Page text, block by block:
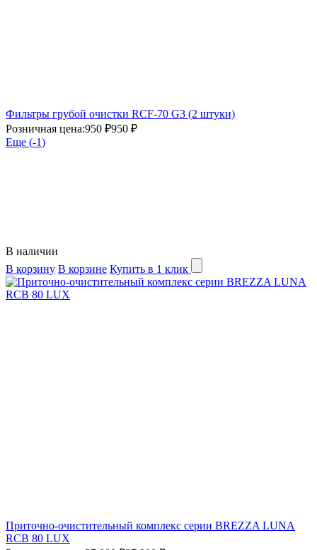
Фильтры грубой очистки RCF-70 G3 (2 штуки)
Розничная цена:950 ₽950 ₽
Еще (-1)
В наличии
В корзину В корзине Купить в 1 клик
Приточно-очистительный комплекс серии BREZZA LUNA
RCB 80 LUX